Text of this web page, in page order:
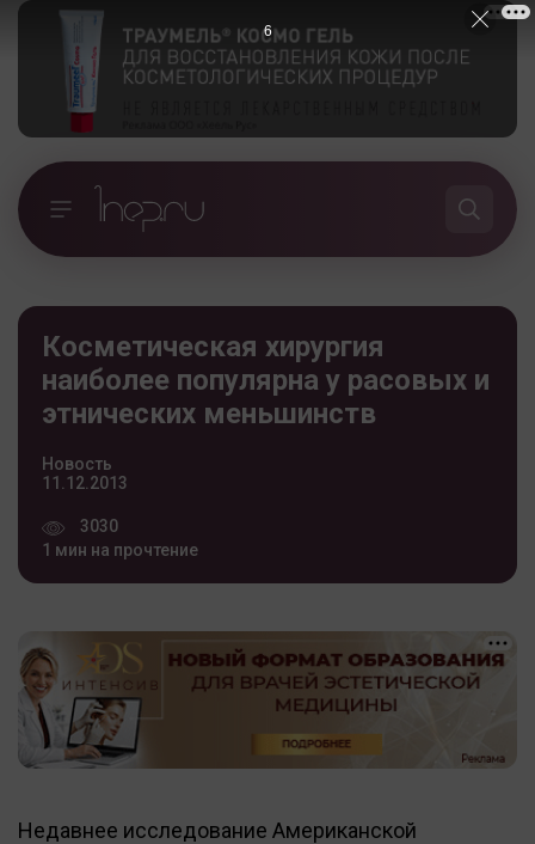
Косметическая хирургия
наиболее популярна у расовых и
этнических меньшинств
Новость
11.12.2013
3030
1 мин на прочтение
Недавнее исследование Американской
5